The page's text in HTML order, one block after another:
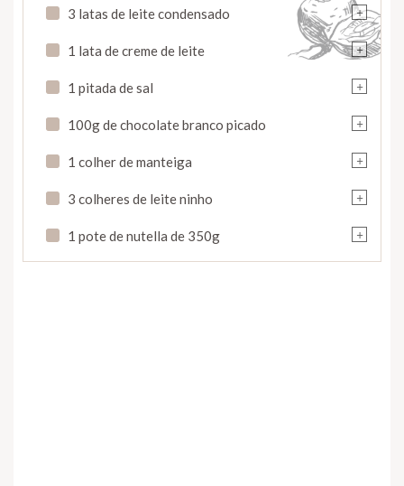
+
3 latas de leite condensado
+
1 lata de creme de leite
+
1 pitada de sal
+
100g de chocolate branco picado
+
1 colher de manteiga
+
3 colheres de leite ninho
+
1 pote de nutella de 350g